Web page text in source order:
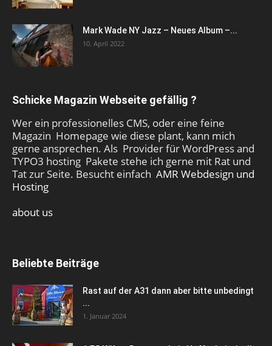
Mark Wade NY Jazz – Neues Album –...
10. April 2022
Schicke Magazin Webseite gefällig ?
Wer ein professionelles CMS, oder eine feine
Magazin Homepage wie diese plant, kann mich
gerne ansprechen. Als Provider für WordPress and
TYPO3 hosting Pakete stehe ich gerne mit Rat und
Tat zur Seite. Besucht einfach AMR Webdesign und
Hosting
about us
Beliebte Beiträge
Rast auf der A31 dann aber bitte unbedingt
...
1. Januar 2024